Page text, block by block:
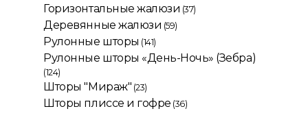
Горизонтальные жалюзи (37)
Деревянные жалюзи (59)
Рулонные шторы (141)
Рулонные шторы «День-Ночь» (Зебра)
(124)
Шторы "Мираж" (23)
Шторы плиссе и гофре (36)